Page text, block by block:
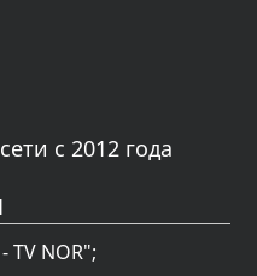
с 2012 года
TV NOR";